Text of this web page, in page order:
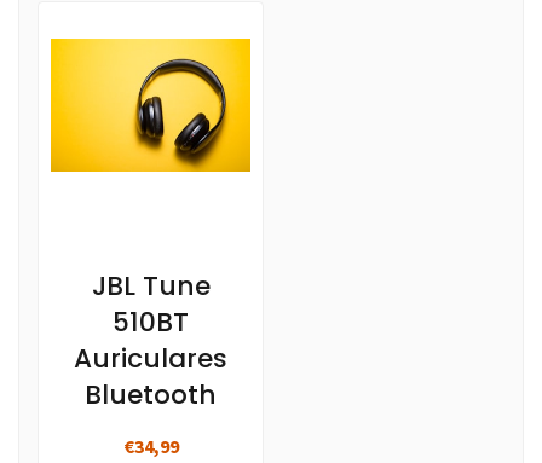
JBL Tune
510BT
Auriculares
Bluetooth
€34,99